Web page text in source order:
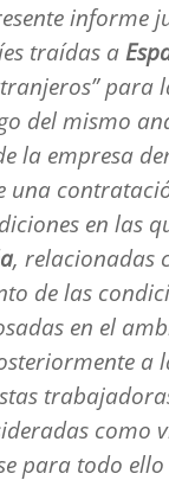
informe
traídas a
para
del mismo
la empresa
una
en las
, relacionadas
de las
en el
a
como
para todo